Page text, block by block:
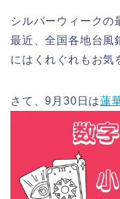
シルバーウィークの
最近、全国各地台風
にはくれぐれもお気
さて、9月30日は蓮